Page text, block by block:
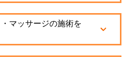
マッサージの施術を